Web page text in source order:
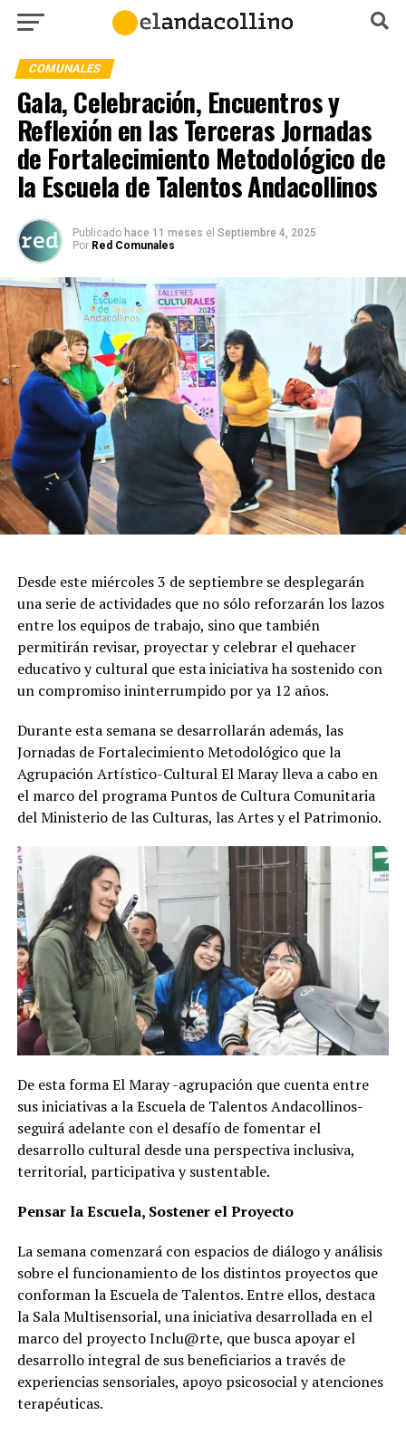
COMUNALES
Gala, Celebración, Encuentros y
Reflexión en las Terceras Jornadas
de Fortalecimiento Metodológico de
la Escuela de Talentos Andacollinos
Publicado hace 11 meses el Septiembre 4, 2025
Por Red Comunales
Desde este miércoles 3 de septiembre se desplegarán
una serie de actividades que no sólo reforzarán los lazos
entre los equipos de trabajo, sino que también
permitirán revisar, proyectar y celebrar el quehacer
educativo y cultural que esta iniciativa ha sostenido con
un compromiso ininterrumpido por ya 12 años.
Durante esta semana se desarrollarán además, las
Jornadas de Fortalecimiento Metodológico que la
Agrupación Artístico-Cultural El Maray lleva a cabo en
el marco del programa Puntos de Cultura Comunitaria
del Ministerio de las Culturas, las Artes y el Patrimonio.
De esta forma El Maray -agrupación que cuenta entre
sus iniciativas a la Escuela de Talentos Andacollinos-
seguirá adelante con el desafío de fomentar el
desarrollo cultural desde una perspectiva inclusiva,
territorial, participativa y sustentable.
Pensar la Escuela, Sostener el Proyecto
La semana comenzará con espacios de diálogo y análisis
sobre el funcionamiento de los distintos proyectos que
conforman la Escuela de Talentos. Entre ellos, destaca
la Sala Multisensorial, una iniciativa desarrollada en el
marco del proyecto Inclu@rte, que busca apoyar el
desarrollo integral de sus beneficiarios a través de
experiencias sensoriales, apoyo psicosocial y atenciones
terapéuticas.